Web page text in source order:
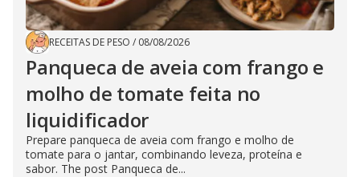
RECEITAS DE PESO / 08/08/2026
Panqueca de aveia com frango e
molho de tomate feita no
liquidificador
Prepare panqueca de aveia com frango e molho de
tomate para o jantar, combinando leveza, proteína e
sabor. The post Panqueca de...